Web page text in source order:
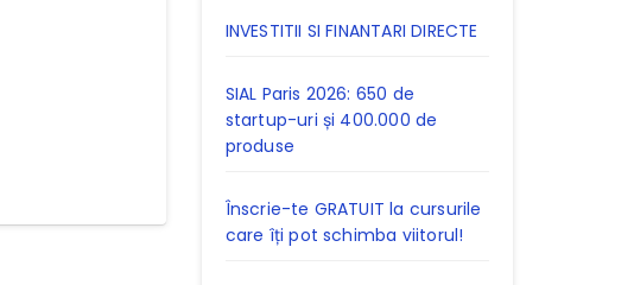
INVESTITII SI FINANTARI DIRECTE
SIAL Paris 2026: 650 de
startup-uri și 400.000 de
produse
Înscrie-te GRATUIT la cursurile
care îți pot schimba viitorul!